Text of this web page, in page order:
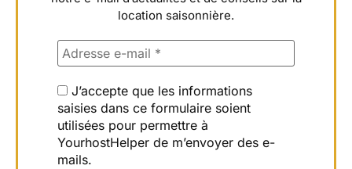
location saisonnière.
J’accepte que les informations
saisies dans ce formulaire soient
utilisées pour permettre à
YourhostHelper de m’envoyer des e-
mails.